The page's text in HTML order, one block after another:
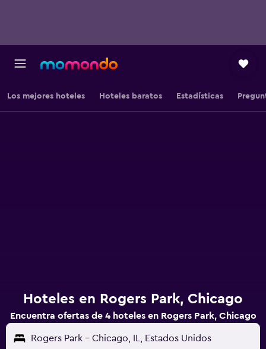
Los mejores hoteles Hoteles baratos Estadísticas
Hoteles en Rogers Park, Chicago
Encuentra ofertas de 4 hoteles en Rogers Park, Chicago
Rogers Park - Chicago, IL, Estados Unidos